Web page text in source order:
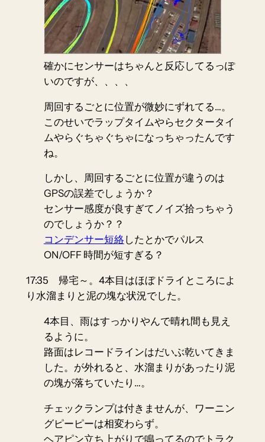
確かにセンサーはちゃんと反応してるっぽ
いのですが、、、、
周回するごとに位置が微妙にずれてる…。
このせいでラップタイムやらセクタータイ
ムやらぐちゃぐちゃになっちゃったんです
ね。
しかし、周回するごとに位置が違うのは
GPSの誤差でしょうか？
センサー感度が良すぎてノイズ拾っちゃう
のでしょうか？？
コンデンサー短絡 したとかでパルス
ON/OFF 時間が短すぎる？
17:35 帰宅～。4本目はほぼドライところによ
り水溜まりと泥の塊な状況でした。
4本目、雨はすっかりやんで晴れ間も見え
るように。
路面はレコードラインはだいぶ乾いてきま
した。が外れると、水溜まりがあったり泥
の塊が落ちていたり…。
チェックランプは付きませんが、ワーニン
グピーピーは相変わらず。
ヘアピン立ち上がりで鳴ってるのでトラク